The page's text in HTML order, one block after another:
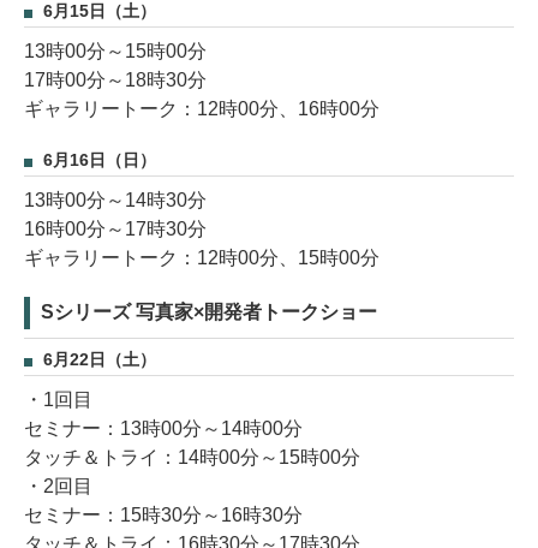
6月15日（土）
13時00分～15時00分
17時00分～18時30分
ギャラリートーク：12時00分、16時00分
6月16日（日）
13時00分～14時30分
16時00分～17時30分
ギャラリートーク：12時00分、15時00分
Sシリーズ 写真家×開発者トークショー
6月22日（土）
・1回目
セミナー：13時00分～14時00分
タッチ＆トライ：14時00分～15時00分
・2回目
セミナー：15時30分～16時30分